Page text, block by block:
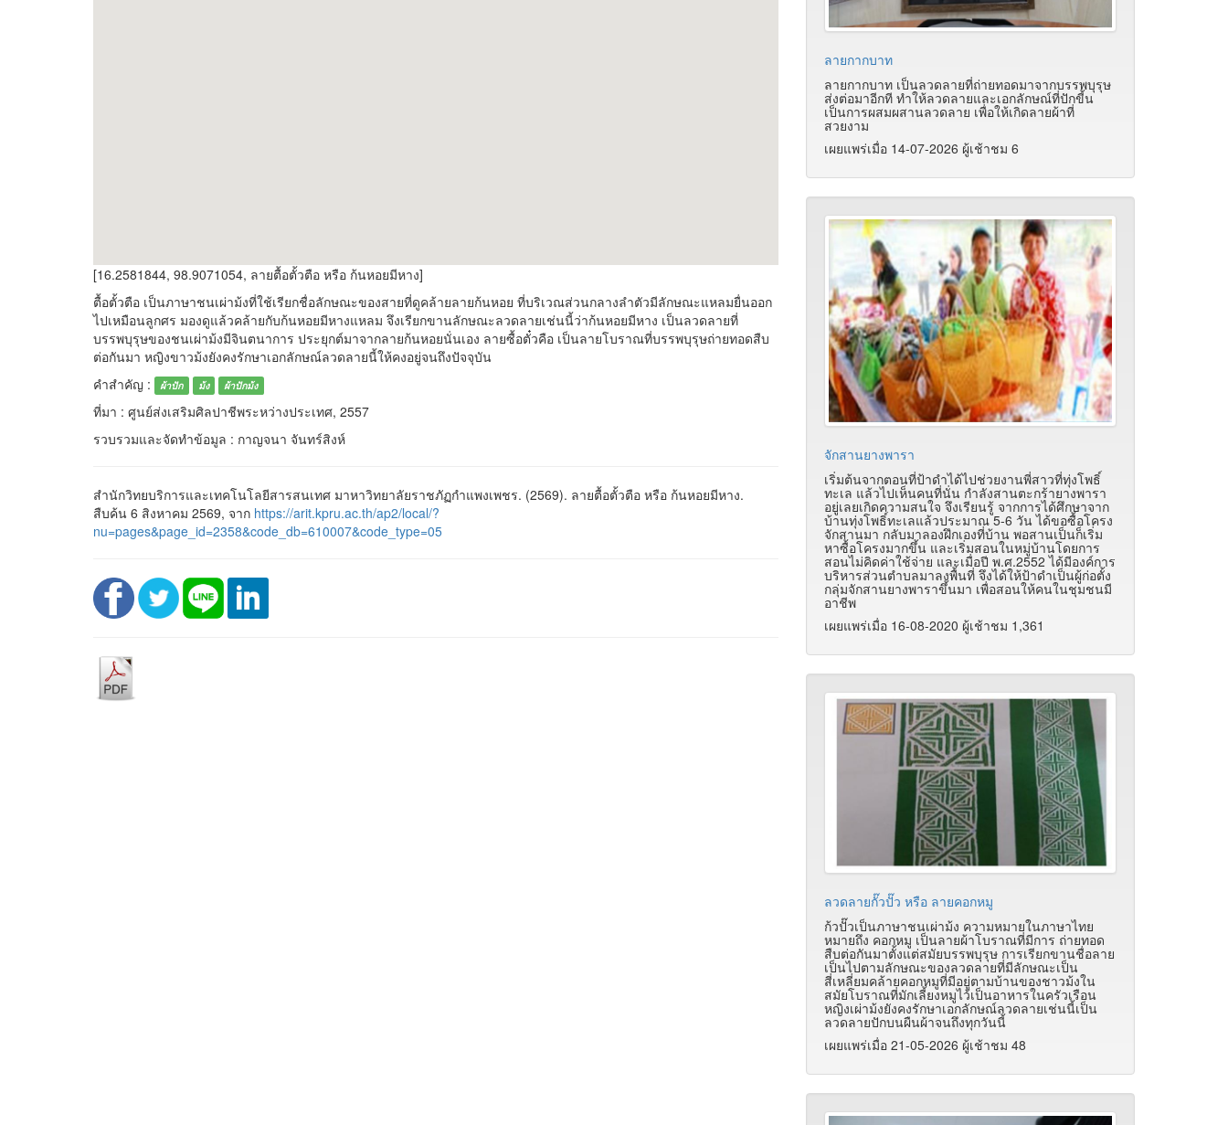
[16.2581844, 98.9071054, ลายตื้อตั้วตือ หรือ ก้นหอยมีหาง]
ตื้อตั้วตือ เป็นภาษาชนเผ่าม้งที่ใช้เรียกชื่อลักษณะของสายที่ดูคล้ายลายก้นหอย ที่บริเวณส่วนกลางลำตัวมีลักษณะแหลมยื่นออก
ไปเหมือนลูกศร มองดูแล้วคล้ายกับก้นหอยมีหางแหลม จึงเรียกขานลักษณะลวดลายเช่นนี้ว่าก้นหอยมีหาง เป็นลวดลายที่
บรรพบุรุษของชนเผ่าม้งมีจินตนาการ ประยุกต์มาจากลายก้นหอยนั่นเอง ลายซื้อตั๋วคือ เป็นลายโบราณที่บรรพบุรุษถ่ายทอดสืบ
ต่อกันมา หญิงขาวม้งยังคงรักษาเอกลักษณ์ลวดลายนี้ให้คงอยู่จนถึงปัจจุบัน
คำสำคัญ :
ผ้าปัก ม้ง ผ้าปักม้ง
ที่มา : ศูนย์ส่งเสริมศิลปาชีพระหว่างประเทศ, 2557
รวบรวมและจัดทำข้อมูล : กาญจนา จันทร์สิงห์
สำนักวิทยบริการและเทคโนโลยีสารสนเทศ มาหาวิทยาลัยราชภัฏกำแพงเพชร. (2569). ลายตื้อตั้วตือ หรือ ก้นหอยมีหาง.
สืบค้น 6 สิงหาคม 2569, จาก https://arit.kpru.ac.th/ap2/local/?
nu=pages&page_id=2358&code_db=610007&code_type=05
ลายกากบาท
ลายกากบาท เป็นลวดลายที่ถ่ายทอดมาจากบรรพบุรุษ
ส่งต่อมาอีกที ทำให้ลวดลายและเอกลักษณ์ที่ปักขี้น
เป็นการผสมผสานลวดลาย เพื่อให้เกิดลายผ้าที่
สวยงาม
เผยแพร่เมื่อ 14-07-2026 ผู้เช้าชม 6
จักสานยางพารา
เริ่มต้นจากตอนที่ป้าดำได้ไปช่วยงานพี่สาวที่ทุ่งโพธิ์
ทะเล แล้วไปเห็นคนที่นั่น กำลังสานตะกร้ายางพารา
อยู่เลยเกิดความสนใจ จึงเรียนรู้ จากการได้ศึกษาจาก
บ้านทุ่งโพธิ์ทะเลแล้วประมาณ 5-6 วัน ได้ขอซื้อโครง
จักสานมา กลับมาลองฝึกเองที่บ้าน พอสานเป็นก็เริ่ม
หาซื้อโครงมากขึ้น และเริ่มสอนในหมู่บ้านโดยการ
สอนไม่คิดค่าใช้จ่าย และเมื่อปี พ.ศ.2552 ได้มีองค์การ
บริหารส่วนตำบลมาลงพื้นที่ จึงได้ให้ป้าดำเป็นผู้ก่อตั้ง
กลุ่มจักสานยางพาราขึ้นมา เพื่อสอนให้คนในชุมชนมี
อาชีพ
เผยแพร่เมื่อ 16-08-2020 ผู้เช้าชม 1,361
ลวดลายกั๊วปั๊ว หรือ ลายคอกหมู
ก้วปั๊วเป็นภาษาชนเผ่าม้ง ความหมายในภาษาไทย
หมายถึง คอกหมู เป็นลายผ้าโบราณที่มีการ ถ่ายทอด
สืบต่อกันมาตั้งแต่สมัยบรรพบุรุษ การเรียกขานชื่อลาย
เป็นไปตามลักษณะของลวดลายที่มีลักษณะเป็น
สี่เหลี่ยมคล้ายคอกหมูที่มีอยู่ตามบ้านของชาวม้งใน
สมัยโบราณที่มักเลี้ยงหมูไว้เป็นอาหารในครัวเรือน
หญิงเผ่าม้งยังคงรักษาเอกลักษณ์ลวดลายเช่นนี้เป็น
ลวดลายปักบนผืนผ้าจนถึงทุกวันนี้
เผยแพร่เมื่อ 21-05-2026 ผู้เช้าชม 48